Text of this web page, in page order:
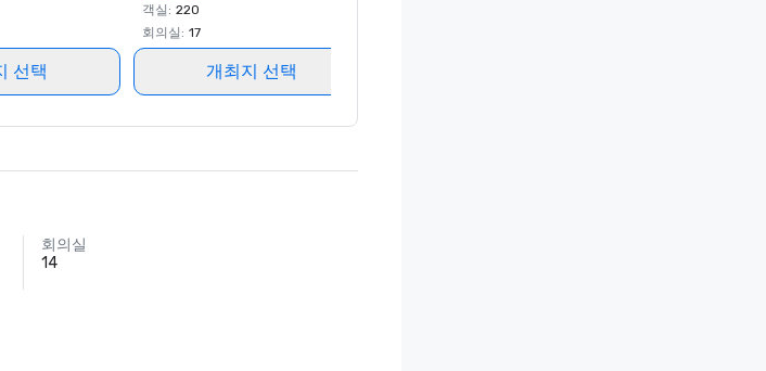
선택
객실 : 220
회의실 : 17
개최지 선택
회의실
14